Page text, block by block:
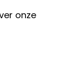
onze